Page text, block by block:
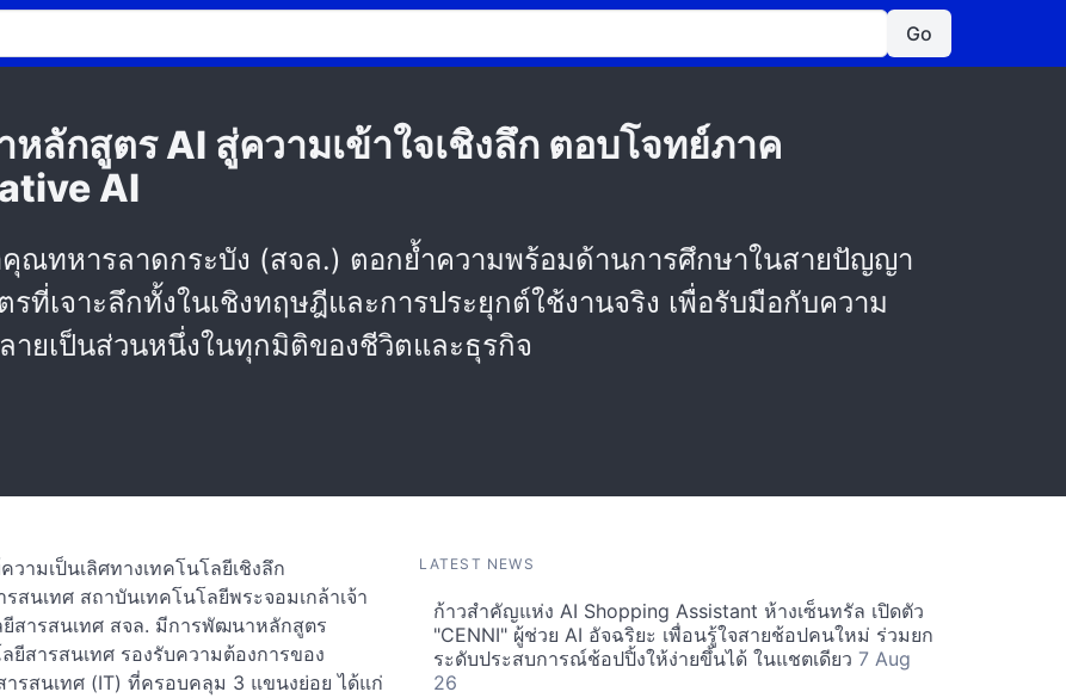
Go
กสูตร AI สู่ความเข้าใจเชิงลึก ตอบโจทย์ภาค
AI
คุณทหารลาดกระบัง (สจล.) ตอกย้ำความพร้อมด้านการศึกษาในสายปัญญา
เจาะลึกทั้งในเชิงทฤษฎีและการประยุกต์ใช้งานจริง เพื่อรับมือกับความ
ยเป็นส่วนหนึ่งในทุกมิติของชีวิตและธุรกิจ
ามเป็นเลิศทางเทคโนโลยีเชิงลึก
นเทศ สถาบันเทคโนโลยีพระจอมเกล้าเจ้า
สารสนเทศ สจล. มีการพัฒนาหลักสูตร
สารสนเทศ รองรับความต้องการของ
รสนเทศ (IT) ที่ครอบคลุม 3 แขนงย่อย ได้แก่
LATEST NEWS
ก้าวสำคัญแห่ง AI Shopping Assistant ห้างเซ็นทรัล เปิดตัว
"CENNI" ผู้ช่วย AI อัจฉริยะ เพื่อนรู้ใจสายช้อปคนใหม่ ร่วมยก
ระดับประสบการณ์ช้อปปิ้งให้ง่ายขึ้นได้ ในแชตเดียว 7 Aug
26